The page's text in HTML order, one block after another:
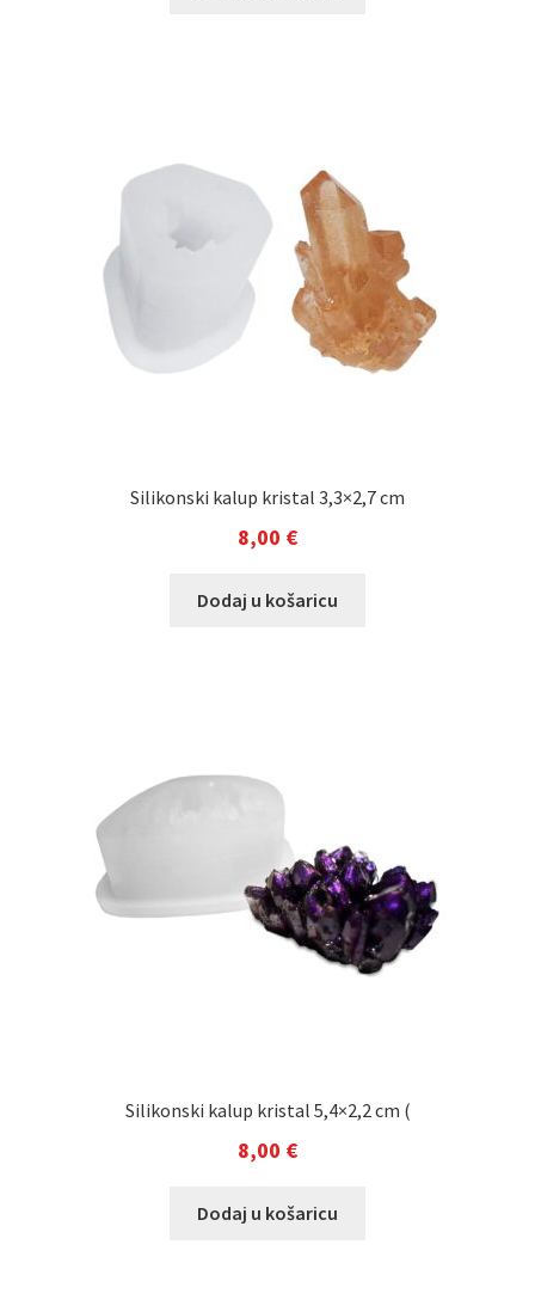
Silikonski kalup kristal 3,3×2,7 cm
8,00 €
Dodaj u košaricu
Silikonski kalup kristal 5,4×2,2 cm (
8,00 €
Dodaj u košaricu